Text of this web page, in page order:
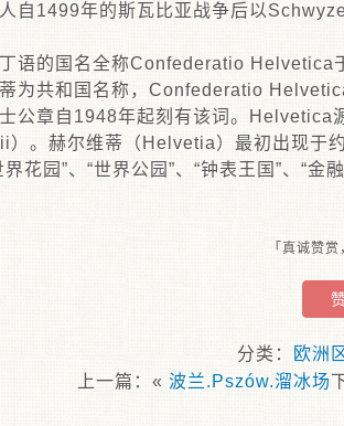
自1499年的斯瓦比亚战争后以
语的国名全称Confederatio Helvetica
为共和国名称，Confederatio
公章自1948年起刻有该词。Helvetica
）。赫尔维蒂（Helvetia）最初出现于
花园”、“世界公园”、“钟表王国”、“金
「真诚赞
分类：
欧洲
上一篇：« 波兰.Pszów.溜冰场